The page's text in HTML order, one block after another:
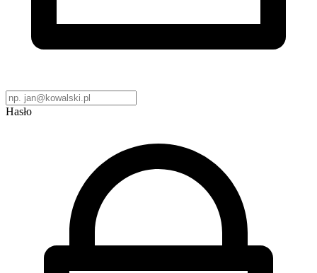
Hasło